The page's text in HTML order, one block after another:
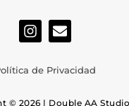
I
n
t
g
E
n
e
o
de Privacidad
© 2026 | Double AA Studio